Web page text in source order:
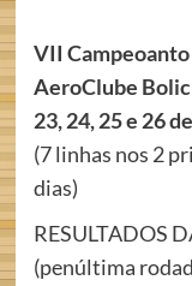
VII
AeroClube
23, 24, 25 e 26
(7 linhas nos 2
dias)
RESULTADOS
(penúltima